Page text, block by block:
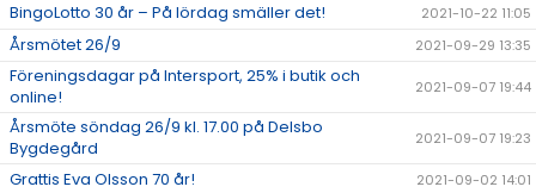
BingoLotto 30 år – På lördag smäller det! 2021-10-22 11:05
Årsmötet 26/9 2021-09-29 13:35
Föreningsdagar på Intersport, 25% i butik och
online!
2021-09-07 19:44
Årsmöte söndag 26/9 kl. 17.00 på Delsbo
Bygdegård
2021-09-07 19:23
Grattis Eva Olsson 70 år! 2021-09-02 14:01